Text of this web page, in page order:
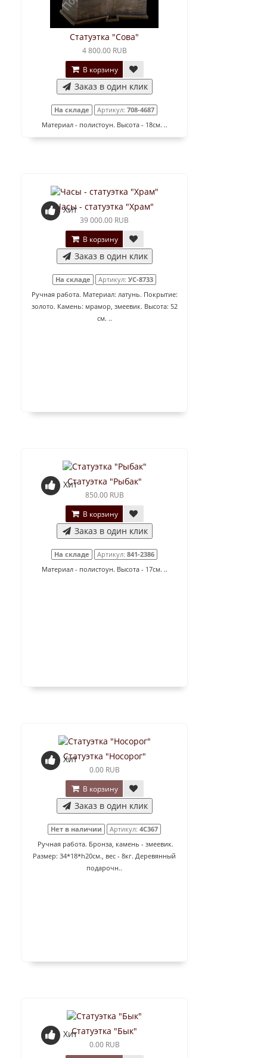
Статуэтка "Сова"
4 800.00 RUB
В корзину
Заказ в один клик
На складе Артикул: 708-4687
Материал - полистоун. Высота - 18см. ..
Хит
Часы - статуэтка "Храм"
39 000.00 RUB
В корзину
Заказ в один клик
На складе Артикул: УС-8733
Ручная работа. Материал: латунь. Покрытие:
золото. Камень: мрамор, змеевик. Высота: 52
см. ..
Хит
Статуэтка "Рыбак"
850.00 RUB
В корзину
Заказ в один клик
На складе Артикул: 841-2386
Материал - полистоун. Высота - 17см. ..
Хит
Статуэтка "Носорог"
0.00 RUB
В корзину
Заказ в один клик
Нет в наличии Артикул: 4C367
Ручная работа. Бронза, камень - змеевик.
Размер: 34*18*h20см., вес - 8кг. Деревянный
подарочн..
ХитСтатуэтка "Бык"
0.00 RUB